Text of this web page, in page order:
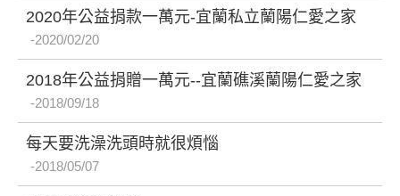
2020年公益捐款一萬元-宜蘭私立蘭陽仁愛之家
2020/02/20
2018年公益捐贈一萬元--宜蘭礁溪蘭陽仁愛之家
2018/09/18
每天要洗澡洗頭時就很煩惱
2018/05/07